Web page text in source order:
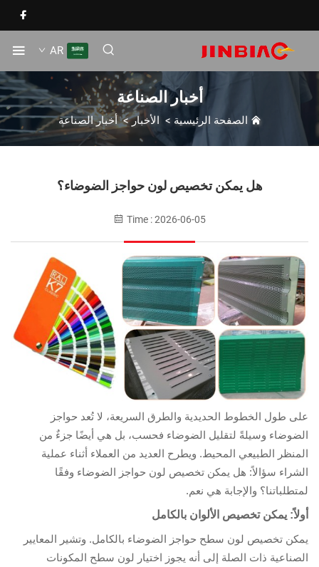
AR
أخبار الصناعة
الصفحة الرئيسية>الأخبار>أخبار الصناعة
هل يمكن تخصيص لون حواجز الضوضاء؟
Time : 2026-06-05
طول الخطوط الحديدية والطرق السريعة، لا تُعد حواجز
وسيلةً لتقليل الضوضاء فحسب، بل هي أيضًا جزءٌ من
الطبيعي المحيط. ويطرح العديد من العملاء أثناء عملية
سؤالاً: هل يمكن تخصيص لون حواجز الضوضاء وفقًا
والإجابة هي نعم.
يمكن تخصيص الألوان بالكامل
تخصيص لون سطح حواجز الضوضاء بالكامل. وتشير المعايير
ذات الصلة إلى أنه يجوز اختيار لون سطح المكونات